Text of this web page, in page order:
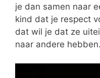
je dan samen naar
kind dat je respect
dat wil je dat ze
naar andere hebben.